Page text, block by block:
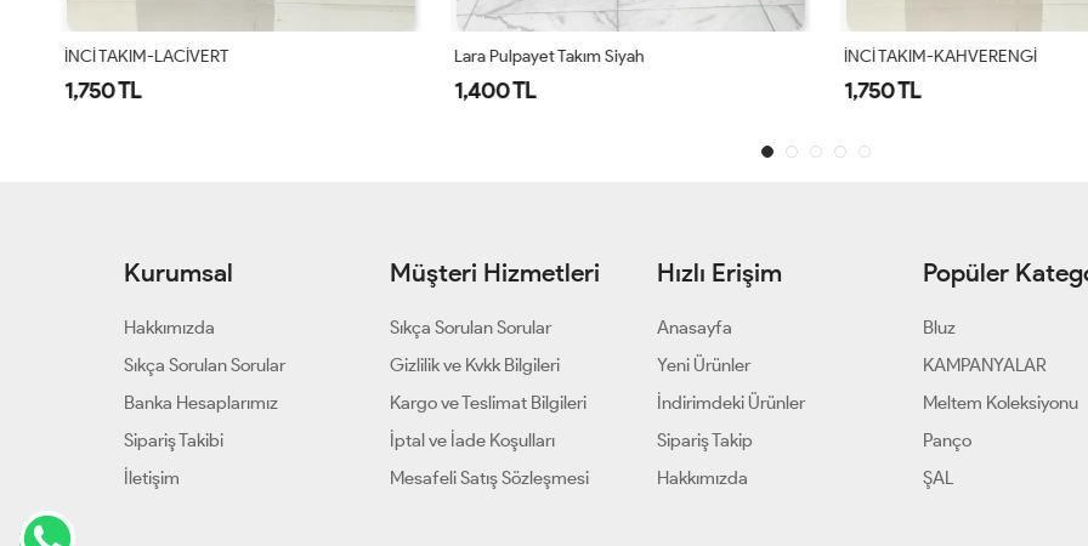
İNCİ TAKIM-LACİVERT
1,750 TL
Lara Pulpayet Takım Siyah
1,400 TL
İNCİ TAKIM-KAHVERENGİ
1,750 TL
Kurumsal
Hakkımızda
Sıkça Sorulan Sorular
Banka Hesaplarımız
Sipariş Takibi
İletişim
Müşteri Hizmetleri
Sıkça Sorulan Sorular
Gizlilik ve Kvkk Bilgileri
Kargo ve Teslimat Bilgileri
İptal ve İade Koşulları
Mesafeli Satış Sözleşmesi
Hızlı Erişim
Anasayfa
Yeni Ürünler
İndirimdeki Ürünler
Sipariş Takip
Hakkımızda
Popüler
Bluz
KAMPANYALAR
Meltem Koleksiyonu
Panço
ŞAL